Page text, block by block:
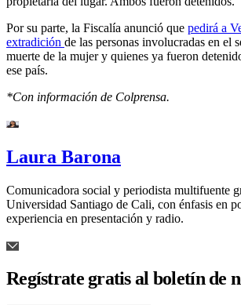
Por su parte, la Fiscalía anunció que pedirá a
extradición de las personas involucradas en el
muerte de la mujer y quienes ya fueron
ese país.
*Con información de Colprensa.
Laura Barona
Comunicadora social y periodista multifuente
Universidad Santiago de Cali, con énfasis en
experiencia en presentación y radio.
Regístrate gratis al boletín de